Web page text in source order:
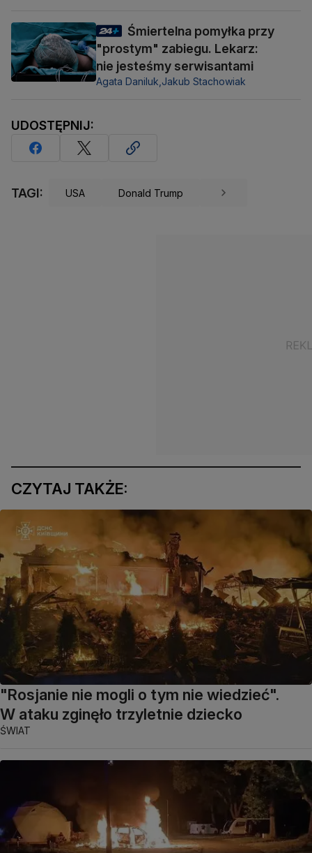
Śmiertelna pomyłka przy
"prostym" zabiegu. Lekarz:
nie jesteśmy serwisantami
Agata Daniluk, Jakub Stachowiak
UDOSTĘPNIJ:
TAGI: USA Donald Trump
CZYTAJ TAKŻE:
"Rosjanie nie mogli o tym nie wiedzieć".
W ataku zginęło trzyletnie dziecko
ŚWIAT